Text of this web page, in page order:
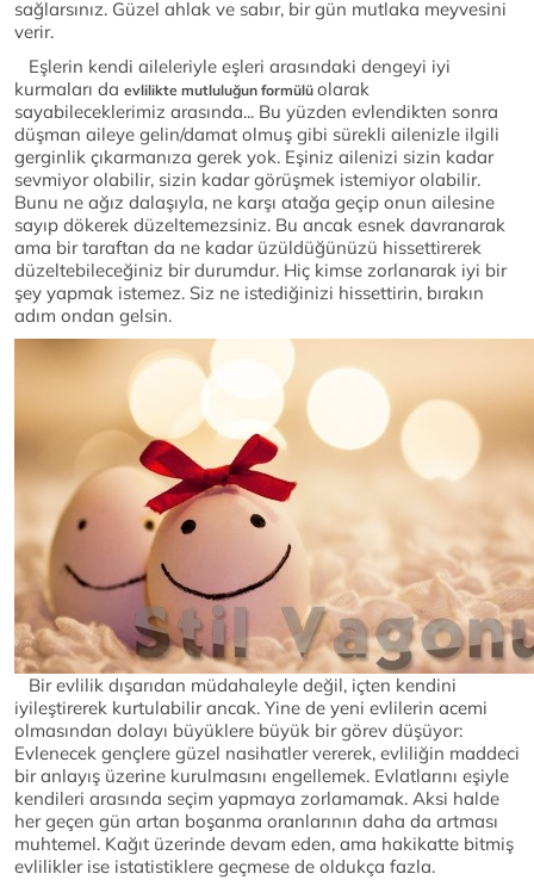
sağlarsınız. Güzel ahlak ve sabır, bir gün mutlaka meyvesini
verir.
Eşlerin kendi aileleriyle eşleri arasındaki dengeyi iyi
kurmaları da evlilikte mutluluğun formülü olarak
sayabileceklerimiz arasında... Bu yüzden evlendikten sonra
düşman aileye gelin/damat olmuş gibi sürekli ailenizle ilgili
gerginlik çıkarmanıza gerek yok. Eşiniz ailenizi sizin kadar
sevmiyor olabilir, sizin kadar görüşmek istemiyor olabilir.
Bunu ne ağız dalaşıyla, ne karşı atağa geçip onun ailesine
sayıp dökerek düzeltemezsiniz. Bu ancak esnek davranarak
ama bir taraftan da ne kadar üzüldüğünüzü hissettirerek
düzeltebileceğiniz bir durumdur. Hiç kimse zorlanarak iyi bir
şey yapmak istemez. Siz ne istediğinizi hissettirin, bırakın
adım ondan gelsin.
Bir evlilik dışarıdan müdahaleyle değil, içten kendini
iyileştirerek kurtulabilir ancak. Yine de yeni evlilerin acemi
olmasından dolayı büyüklere büyük bir görev düşüyor:
Evlenecek gençlere güzel nasihatler vererek, evliliğin maddeci
bir anlayış üzerine kurulmasını engellemek. Evlatlarını eşiyle
kendileri arasında seçim yapmaya zorlamamak. Aksi halde
her geçen gün artan boşanma oranlarının daha da artması
muhtemel. Kağıt üzerinde devam eden, ama hakikatte bitmiş
evlilikler ise istatistiklere geçmese de oldukça fazla.